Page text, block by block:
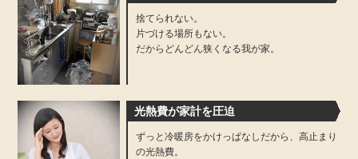
捨てられない。
片づける場所もない。
だからどんどん狭くなる我が家。
光熱費が家計を圧迫
ずっと冷暖房をかけっぱなしだから、高止まり
の光熱費。